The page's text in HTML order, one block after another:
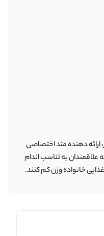
دهنده متد اختصاصی
به تناسب اندام
خانواده وزن کم کنند.